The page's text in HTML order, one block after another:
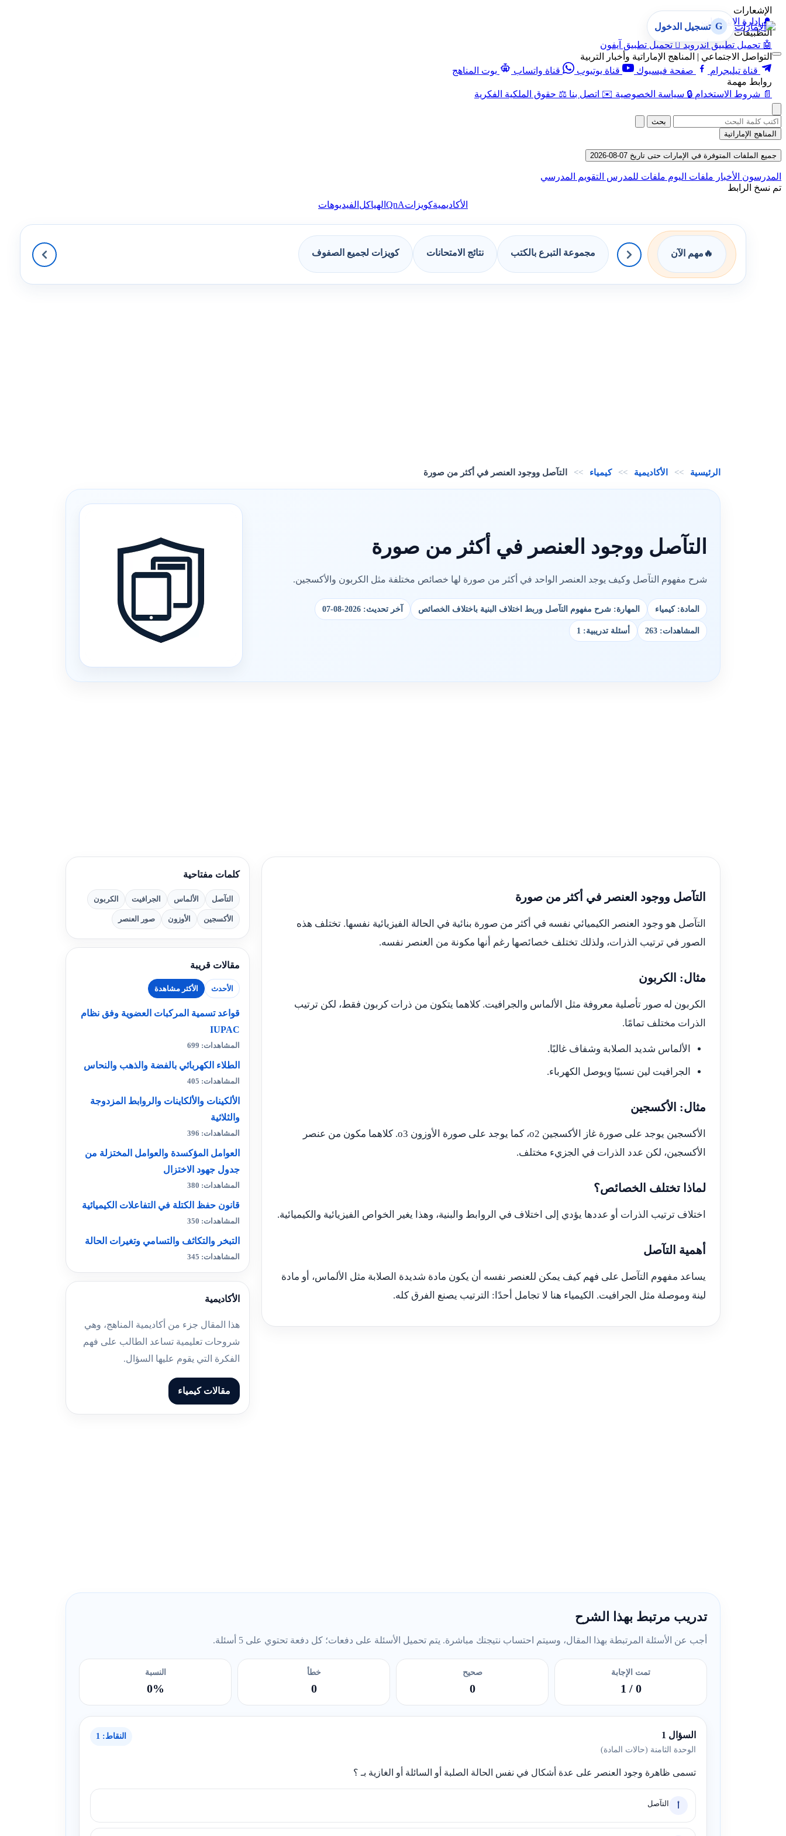
الإشعارات
🔔 إدارة الإشعارات
التطبيقات
🤖 تحميل تطبيق أندرويد  تحميل تطبيق آيفون
التواصل الاجتماعي | المناهج الإماراتية وأخبار التربية
قناة تيليجرام
صفحة فيسبوك قناة يوتيوب قناة واتساب
بوت المناهج
روابط مهمة
📄 شروط الاستخدام 🔒 سياسة الخصوصية ✉️ اتصل بنا ⚖️ حقوق الملكية الفكرية
G تسجيل الدخول
بحث
المناهج الإماراتية
جميع الملفات المتوفرة في الإمارات حتى تاريخ 07-08-2026
المدرسون الأخبار ملفات اليوم ملفات للمدرس التقويم المدرسي
تم نسخ الرابط
الأكاديميةكويزاتQnA الهياكل الفيديوهات
🔥 مهم الآن مجموعة التبرع بالكتب نتائج الامتحانات كويزات لجميع الصفوف
الرئيسية >> الأكاديمية >> كيمياء >> التآصل ووجود العنصر في أكثر من صورة
التآصل ووجود العنصر في أكثر من صورة
شرح مفهوم التآصل وكيف يوجد العنصر الواحد في أكثر من صورة لها خصائص مختلفة مثل الكربون والأكسجين.
المادة: كيمياء المهارة: شرح مفهوم التآصل وربط اختلاف البنية باختلاف الخصائص آخر تحديث: 2026-08-07
المشاهدات: 263 أسئلة تدريبية: 1
التآصل ووجود العنصر في أكثر من صورة
التآصل هو وجود العنصر الكيميائي نفسه في أكثر من صورة بنائية في الحالة الفيزيائية نفسها. تختلف هذه
الصور في ترتيب الذرات، ولذلك تختلف خصائصها رغم أنها مكونة من العنصر نفسه.
مثال: الكربون
الكربون له صور تأصلية معروفة مثل الألماس والجرافيت. كلاهما يتكون من ذرات كربون فقط، لكن ترتيب
الذرات مختلف تمامًا.
الألماس شديد الصلابة وشفاف غالبًا.
الجرافيت لين نسبيًا ويوصل الكهرباء.
مثال: الأكسجين
الأكسجين يوجد على صورة غاز الأكسجين o2، كما يوجد على صورة الأوزون o3. كلاهما مكون من عنصر
الأكسجين، لكن عدد الذرات في الجزيء مختلف.
لماذا تختلف الخصائص؟
اختلاف ترتيب الذرات أو عددها يؤدي إلى اختلاف في الروابط والبنية، وهذا يغير الخواص الفيزيائية والكيميائية.
أهمية التآصل
يساعد مفهوم التآصل على فهم كيف يمكن للعنصر نفسه أن يكون مادة شديدة الصلابة مثل الألماس، أو مادة
لينة وموصلة مثل الجرافيت. الكيمياء هنا لا تجامل أحدًا: الترتيب يصنع الفرق كله.
كلمات مفتاحية
التآصل الألماس الجرافيت الكربون
الأكسجين الأوزون صور العنصر
مقالات قريبة
الأحدث الأكثر مشاهدة
قواعد تسمية المركبات العضوية وفق نظام
IUPAC
المشاهدات: 699
الطلاء الكهربائي بالفضة والذهب والنحاس
المشاهدات: 405
الألكينات والألكاينات والروابط المزدوجة
والثلاثية
المشاهدات: 396
العوامل المؤكسدة والعوامل المختزلة من
جدول جهود الاختزال
المشاهدات: 380
قانون حفظ الكتلة في التفاعلات الكيميائية
المشاهدات: 350
التبخر والتكاثف والتسامي وتغيرات الحالة
المشاهدات: 345
الأكاديمية
هذا المقال جزء من أكاديمية المناهج، وهي
شروحات تعليمية تساعد الطالب على فهم
الفكرة التي يقوم عليها السؤال.
مقالات كيمياء
تدريب مرتبط بهذا الشرح
أجب عن الأسئلة المرتبطة بهذا المقال، وسيتم احتساب نتيجتك مباشرة. يتم تحميل الأسئلة على دفعات؛ كل دفعة تحتوي على 5 أسئلة.
تمت الإجابة
0
/ 1
صحيح
0
خطأ
0
النسبة
0%
السؤال 1
الوحدة الثامنة (حالات المادة)
النقاط: 1
تسمى ظاهرة وجود العنصر على عدة أشكال في نفس الحالة الصلبة أو السائلة أو الغازية بـ ؟
أ التآصل